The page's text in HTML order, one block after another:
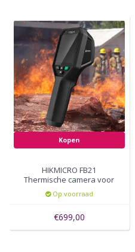
Kopen
HIKMICRO FB21
Thermische camera voor
brandbestrijding
Op voorraad
€699,00